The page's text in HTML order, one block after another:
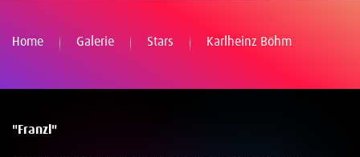
Home Galerie Stars Karlheinz Böhm
"Franzl"